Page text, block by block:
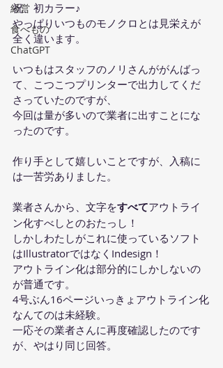
経営
食べもの
ChatGPT
祝、初カラー♪
やっぱりいつものモノクロとは見栄えが
全く違います。
いつもはスタッフのノリさんががんばっ
て、こつこつプリンターで出力してくだ
さっていたのですが、
今回は量が多いので業者に出すことにな
ったのです。
作り手として嬉しいことですが、入稿に
は一苦労ありました。
業者さんから、文字をすべてアウトライ
ン化すべしとのおたっし！
しかしわたしがこれに使っているソフト
はIllustratorではなくIndesign！
アウトライン化は部分的にしかしないの
が普通です。
4号ぶん16ページいっきょアウトライン化
なんてのは未経験。
一応その業者さんに再度確認したのです
が、やはり同じ回答。